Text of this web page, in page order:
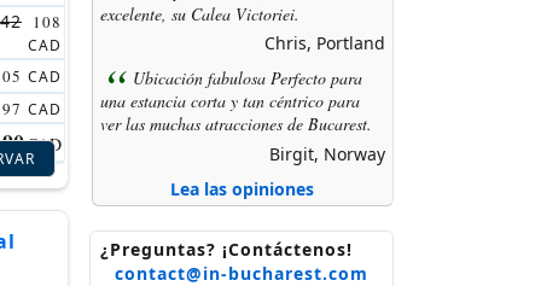
108
CAD
CAD
97 CAD
90CAD
excelente, su Calea Victoriei.
Chris, Portland
Ubicación fabulosa Perfecto para
una estancia corta y tan céntrico para
ver las muchas atracciones de Bucarest.
Birgit, Norway
Lea las opiniones
¿Preguntas? ¡Contáctenos!
contact@in-bucharest.com